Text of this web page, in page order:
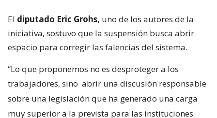
El diputado Eric Grohs, uno de los autores de la
iniciativa, sostuvo que la suspensión busca abrir
espacio para corregir las falencias del sistema.
“Lo que proponemos no es desproteger a los
trabajadores, sino abrir una discusión responsable
sobre una legislación que ha generado una carga
muy superior a la prevista para las instituciones